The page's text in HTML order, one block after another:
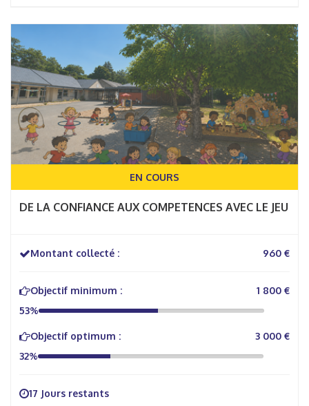
EN COURS
DE LA CONFIANCE AUX COMPETENCES AVEC LE JEU
Montant collecté : 960 €
Objectif minimum :
1 800 €
53%
Objectif optimum :
3 000 €
32%
17 Jours restants